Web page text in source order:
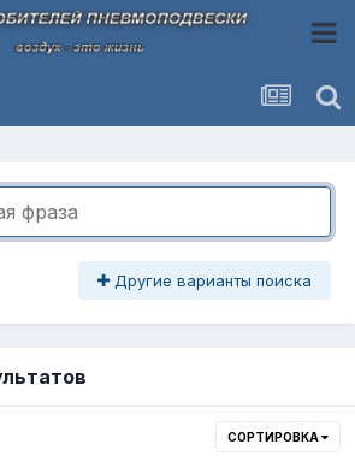
Другие варианты поиска
СОРТИРОВКА